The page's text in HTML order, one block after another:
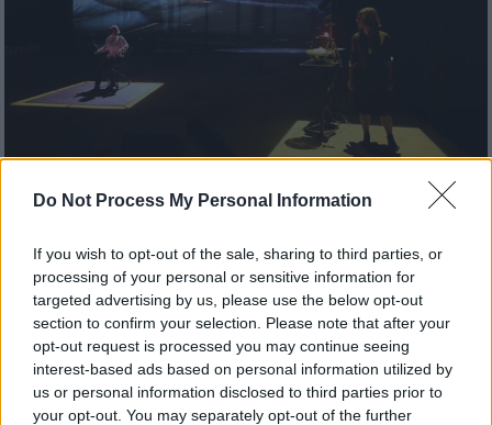
Do Not Process My Personal Information
If you wish to opt-out of the sale, sharing to third parties, or
processing of your personal or sensitive information for
targeted advertising by us, please use the below opt-out
section to confirm your selection. Please note that after your
opt-out request is processed you may continue seeing
interest-based ads based on personal information utilized by
us or personal information disclosed to third parties prior to
your opt-out. You may separately opt-out of the further
27.09.2019 16:00
«Παράξενες Ιστορίες» για τον Έντγκαρ
Άλαν Πόε στη Θεσσαλονίκη
Μια διαφορετική παράσταση, παραγωγή του
Φεστιβάλ Αθηνών 2019, οι «Παράξενες
Ιστορίες», έρχεται στα 54α Δημήτρια της
Θεσσαλονίκης